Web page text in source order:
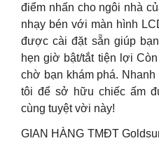
điểm nhấn cho ngôi nhà
nhạy bén với màn hình
được cài đặt sẵn giúp
hẹn giờ bật/tắt tiện lợi
chờ bạn khám phá.
tôi để sở hữu chiếc ấm
cùng tuyệt vời này!
GIAN HÀNG TMĐT